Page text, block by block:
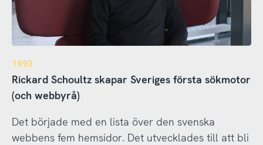
1993
Rickard Schoultz skapar Sveriges första sökmotor
(och webbyrå)
Det började med en lista över den svenska
webbens fem hemsidor. Det utvecklades till att bli